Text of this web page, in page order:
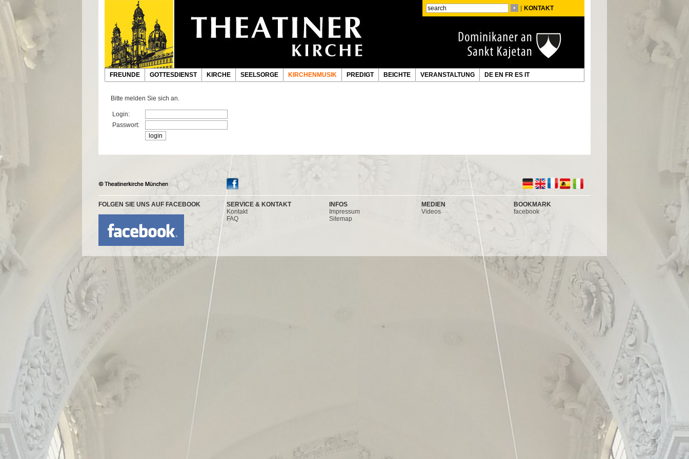
KONTAKT
FREUNDE GOTTESDIENST KIRCHE SEELSORGE KIRCHENMUSIK PREDIGT BEICHTE VERANSTALTUNG DE EN FR ES IT
Bitte melden Sie sich an.
Login:
Passwort:
FOLGEN SIE UNS AUF FACEBOOK
SERVICE & KONTAKT
Kontakt
FAQ
INFOS
Impressum
Sitemap
MEDIEN
Videos
BOOKMARK
facebook